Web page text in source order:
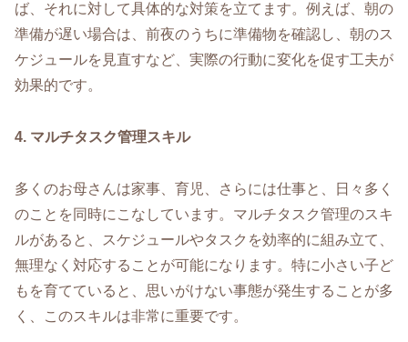
ば、それに対して具体的な対策を立てます。例えば、朝の
準備が遅い場合は、前夜のうちに準備物を確認し、朝のス
ケジュールを見直すなど、実際の行動に変化を促す工夫が
効果的です。
4. マルチタスク管理スキル
多くのお母さんは家事、育児、さらには仕事と、日々多く
のことを同時にこなしています。マルチタスク管理のスキ
ルがあると、スケジュールやタスクを効率的に組み立て、
無理なく対応することが可能になります。特に小さい子ど
もを育てていると、思いがけない事態が発生することが多
く、このスキルは非常に重要です。